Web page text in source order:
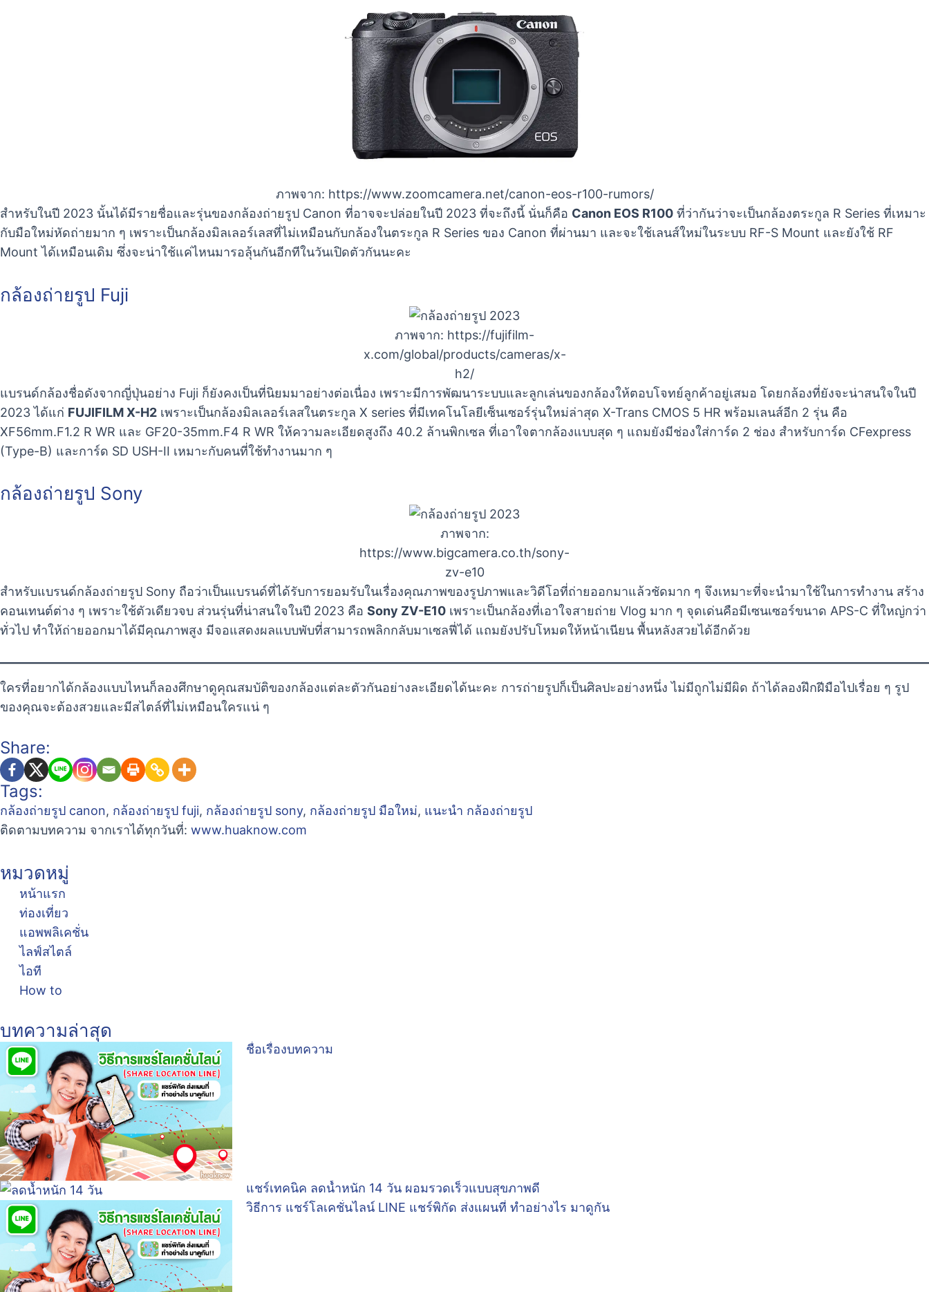
ภาพจาก: https://www.zoomcamera.net/canon-eos-r100-rumors/
สำหรับในปี 2023 นั้นได้มีรายชื่อและรุ่นของกล้องถ่ายรูป Canon ที่อาจจะปล่อยในปี 2023 ที่จะถึงนี้ นั่นก็คือ Canon EOS R100 ที่ว่ากันว่าจะเป็นกล้องตระกูล R Series ที่เหมาะ
กับมือใหม่หัดถ่ายมาก ๆ เพราะเป็นกล้องมิลเลอร์เลสที่ไม่เหมือนกับกล้องในตระกูล R Series ของ Canon ที่ผ่านมา และจะใช้เลนส์ใหม่ในระบบ RF-S Mount และยังใช้ RF
Mount ได้เหมือนเดิม ซึ่งจะน่าใช้แค่ไหนมารอลุ้นกันอีกทีในวันเปิดตัวกันนะคะ
กล้องถ่ายรูป Fuji
ภาพจาก: https://fujifilm-
x.com/global/products/cameras/x-
h2/
แบรนด์กล้องชื่อดังจากญี่ปุ่นอย่าง Fuji ก็ยังคงเป็นที่นิยมมาอย่างต่อเนื่อง เพราะมีการพัฒนาระบบและลูกเล่นของกล้องให้ตอบโจทย์ลูกค้าอยู่เสมอ โดยกล้องที่ยังจะน่าสนใจในปี
2023 ได้แก่ FUJIFILM X-H2 เพราะเป็นกล้องมิลเลอร์เลสในตระกูล X series ที่มีเทคโนโลยีเซ็นเซอร์รุ่นใหม่ล่าสุด X-Trans CMOS 5 HR พร้อมเลนส์อีก 2 รุ่น คือ
XF56mm.F1.2 R WR และ GF20-35mm.F4 R WR ให้ความละเอียดสูงถึง 40.2 ล้านพิกเซล ที่เอาใจตากล้องแบบสุด ๆ แถมยังมีช่องใส่การ์ด 2 ช่อง สำหรับการ์ด CFexpress
(Type-B) และการ์ด SD USH-II เหมาะกับคนที่ใช้ทำงานมาก ๆ
กล้องถ่ายรูป Sony
ภาพจาก:
https://www.bigcamera.co.th/sony-
zv-e10
สำหรับแบรนด์กล้องถ่ายรูป Sony ถือว่าเป็นแบรนด์ที่ได้รับการยอมรับในเรื่องคุณภาพของรูปภาพและวิดีโอที่ถ่ายออกมาแล้วชัดมาก ๆ จึงเหมาะที่จะนำมาใช้ในการทำงาน สร้าง
คอนเทนต์ต่าง ๆ เพราะใช้ตัวเดียวจบ ส่วนรุ่นที่น่าสนใจในปี 2023 คือ Sony ZV-E10 เพราะเป็นกล้องที่เอาใจสายถ่าย Vlog มาก ๆ จุดเด่นคือมีเซนเซอร์ขนาด APS-C ที่ใหญ่กว่า
ทั่วไป ทำให้ถ่ายออกมาได้มีคุณภาพสูง มีจอแสดงผลแบบพับที่สามารถพลิกกลับมาเซลฟี่ได้ แถมยังปรับโหมดให้หน้าเนียน พื้นหลังสวยได้อีกด้วย
ใครที่อยากได้กล้องแบบไหนก็ลองศึกษาดูคุณสมบัติของกล้องแต่ละตัวกันอย่างละเอียดได้นะคะ การถ่ายรูปก็เป็นศิลปะอย่างหนึ่ง ไม่มีถูกไม่มีผิด ถ้าได้ลองฝึกฝีมือไปเรื่อย ๆ รูป
ของคุณจะต้องสวยและมีสไตล์ที่ไม่เหมือนใครแน่ ๆ
Share:
Tags:
กล้องถ่ายรูป canon, กล้องถ่ายรูป fuji, กล้องถ่ายรูป sony, กล้องถ่ายรูป มือใหม่, แนะนํา กล้องถ่ายรูป
ติดตามบทความ จากเราได้ทุกวันที่: www.huaknow.com
หมวดหมู่
หน้าแรก
ท่องเที่ยว
แอพพลิเคชั่น
ไลฟ์สไตล์
ไอที
How to
บทความล่าสุด
ชื่อเรื่องบทความ
แชร์เทคนิค ลดน้ำหนัก 14 วัน ผอมรวดเร็วแบบสุขภาพดี
วิธีการ แชร์โลเคชั่นไลน์ LINE แชร์พิกัด ส่งแผนที่ ทำอย่างไร มาดูกัน